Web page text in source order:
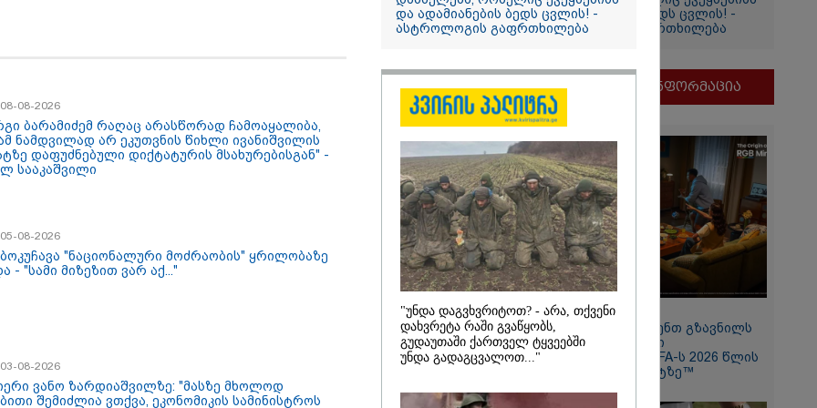
ელექტროენერგიის
08-2026
ივანიშვილის
16:22 / 08-08-2026
"აი, ეს არის სამშობლოს
ღალატი" - როგორ
ეხმაურება ნიკა გვარამია
აგვისტოს ომთან
დაკავშირებით ირაკლი
და ადამიანების ბედს ცვლის! -
ასტროლოგის გაფრთხილება
მნიშვნელოვანი ინფორმაცია
11:13 / 05-08-2026
Hisense წარმოგიდგენთ გზავნილს
"ინოვაციები უკეთესი
ცხოვრებისათვის" FIFA-ს 2026 წლის
მსოფლიო ჩემპიონატზე™
08-2026
ბარამიძემ რაღაც არასწორად ჩამოაყალიბა,
ნამდვილად არ ეკუთვნის წიხლი ივანიშვილის
დაფუძნებული დიქტატურის მსახურებისგან" -
სააკაშვილი
08-2026
"ნაციონალური მოძრაობის" ყრილობაზე
- "სამი მიზეზით ვარ აქ..."
08-2026
ვანო ზარდიაშვილზე: "მასზე მხოლოდ
შემიძლია ვთქვა, ეკონომიკის სამინისტროს
და ადამიანების ბედს ცვლის! -
ასტროლოგის გაფრთხილება
"უნდა დაგვხვრიტოთ? - არა, თქვენი
დახვრეტა რაში გვაწყობს,
გუდაუთაში ქართველ ტყვეებში
უნდა გადაგცვალოთ..."